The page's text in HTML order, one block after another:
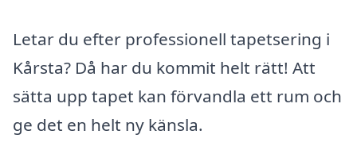
Letar du efter professionell tapetsering i
Kårsta? Då har du kommit helt rätt! Att
sätta upp tapet kan förvandla ett rum och
ge det en helt ny känsla.